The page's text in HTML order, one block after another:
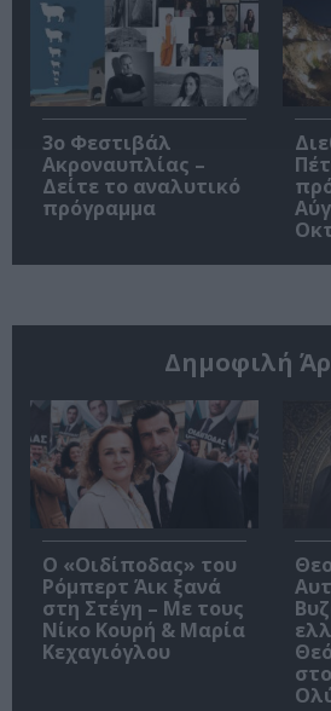
3ο Φεστιβάλ
Ακροναυπλίας –
Δείτε το αναλυτικό
πρόγραμμα
Δημοφιλή
O «Οιδίποδας» του
Ρόμπερτ Άικ ξανά
στη Στέγη – Με τους
Νίκο Κουρή & Μαρία
Κεχαγιόγλου